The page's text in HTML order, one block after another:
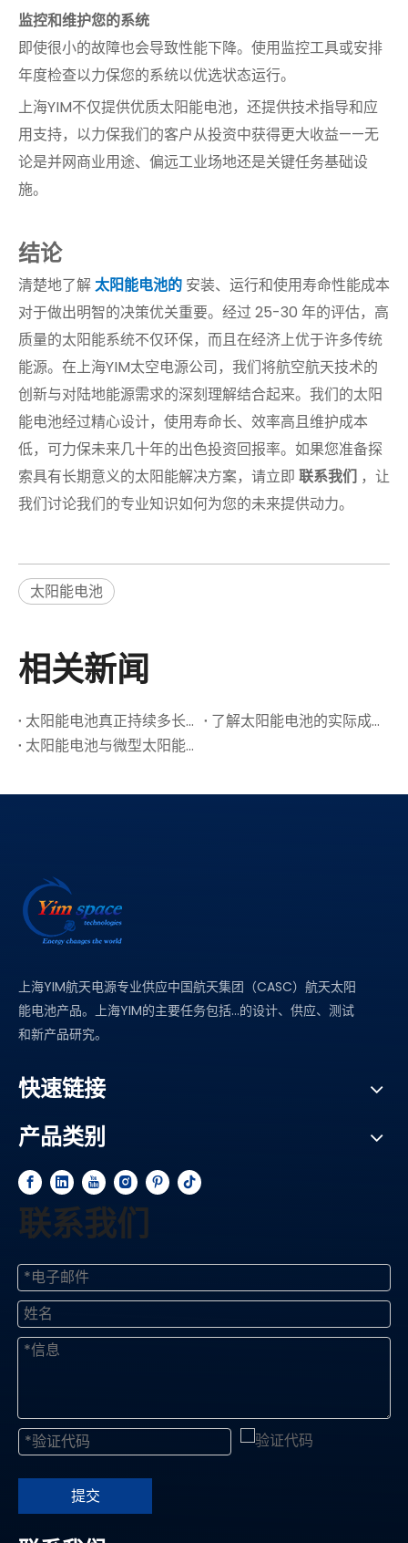
监控和维护您的系统
即使很小的故障也会导致性能下降。使用监控工具或安排
年度检查以力保您的系统以优选状态运行。
上海YIM不仅提供优质太阳能电池，还提供技术指导和应
用支持，以力保我们的客户从投资中获得更大收益——无
论是并网商业用途、偏远工业场地还是关键任务基础设
施。
结论
清楚地了解太阳能电池的 安装、运行和使用寿命性能成本
对于做出明智的决策优关重要。经过 25-30 年的评估，高
质量的太阳能系统不仅环保，而且在经济上优于许多传统
能源。在上海YIM太空电源公司，我们将航空航天技术的
创新与对陆地能源需求的深刻理解结合起来。我们的太阳
能电池经过精心设计，使用寿命长、效率高且维护成本
低，可力保未来几十年的出色投资回报率。如果您准备探
索具有长期意义的太阳能解决方案，请立即 联系我们 ，让
我们讨论我们的专业知识如何为您的未来提供动力。
太阳能电池
相关新闻
太阳能电池真正持续多长时间？寿命和维护指南
了解太阳能电池的实际成本：安装，操作和ROI
太阳能电池与微型太阳能电池：有什么区别？
上海YIM航天电源专业供应中国航天集团（CASC）航天太阳
能电池产品。上海YIM的主要任务包括...的设计、供应、测试
和新产品研究。
快速链接
产品类别
联系我们
提交